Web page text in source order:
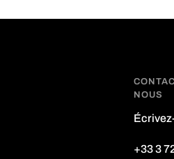
NOUS
+33 3